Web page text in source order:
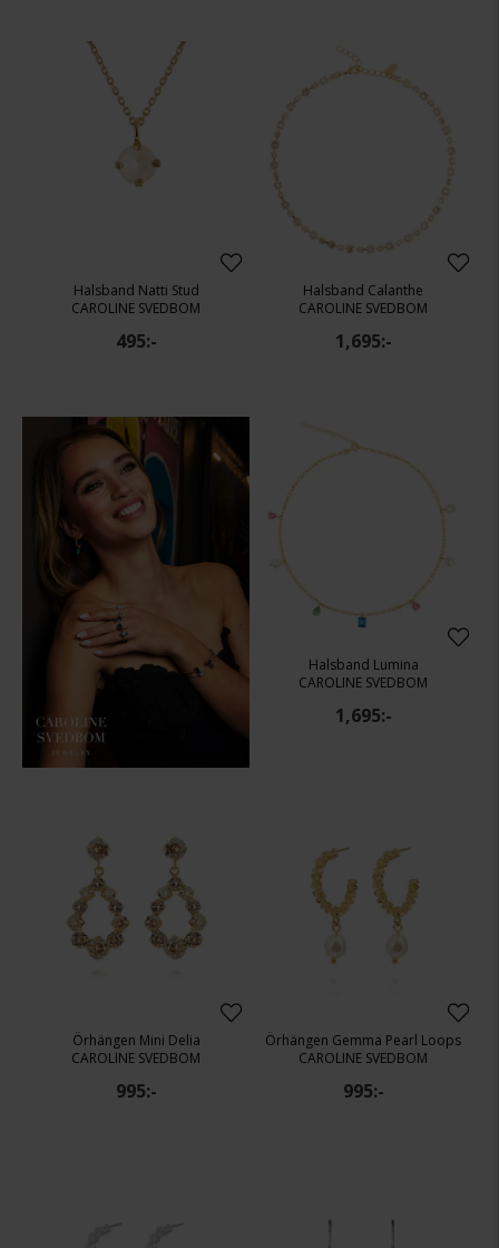
Halsband Natti Stud
CAROLINE SVEDBOM
495:-
Halsband Calanthe
CAROLINE SVEDBOM
1,695:-
Halsband Lumina
CAROLINE SVEDBOM
1,695:-
Örhängen Mini Delia
CAROLINE SVEDBOM
995:-
Örhängen Gemma Pearl Loops
CAROLINE SVEDBOM
995:-